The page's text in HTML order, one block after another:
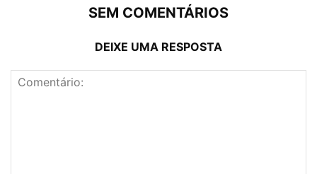
SEM COMENTÁRIOS
DEIXE UMA RESPOSTA